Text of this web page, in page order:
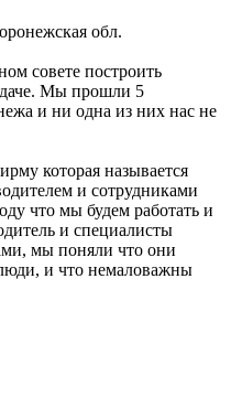
обл.
совете построить
Мы прошли 5
и ни одна из них нас не
которая называется
и сотрудниками
что мы будем работать и
и специалисты
мы поняли что они
и что немаловажны